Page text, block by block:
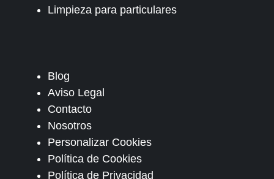
Limpieza para particulares
Blog
Aviso Legal
Contacto
Nosotros
Personalizar Cookies
Política de Cookies
Política de Privacidad